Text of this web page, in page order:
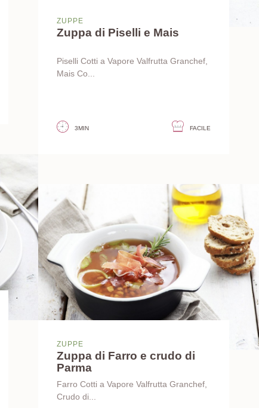
ZUPPE
Zuppa di Piselli e Mais
Piselli Cotti a Vapore Valfrutta Granchef,
Mais Co...
3MIN FACILE
ZUPPE
Zuppa di Farro e crudo di
Parma
Farro Cotti a Vapore Valfrutta Granchef,
Crudo di...